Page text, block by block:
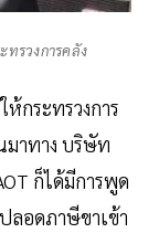
ทรวงการคลัง
กระทรวงการ
มาทาง บริษัท
ก็ได้มีการพูด
ลอดภาษีขาเข้า